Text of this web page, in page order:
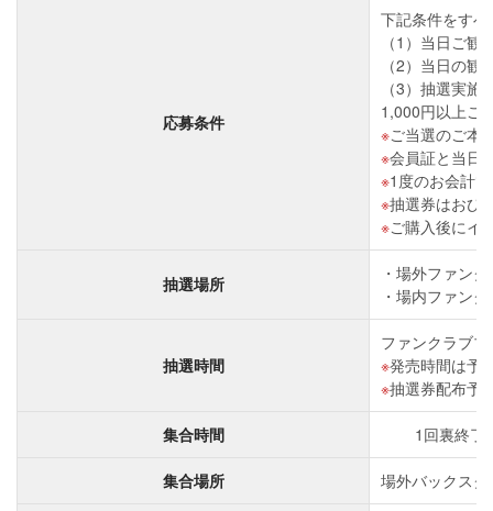
応募条件
下記条件をす
（1）当日ご
（2）当日の
（3）抽選実
1,000円以上ご
ご当選のご本
会員証と当日
1度のお会計
抽選券はおひ
ご購入後にイ
抽選場所
場外ファン
場内ファン
抽選時間
ファンクラブ
発売時間は予
抽選券配布予
集合時間 1回裏終了
集合場所 場外バックス